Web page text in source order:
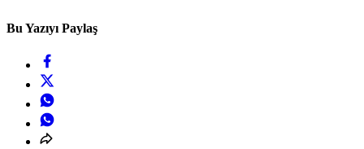
Bu Yazıyı Paylaş